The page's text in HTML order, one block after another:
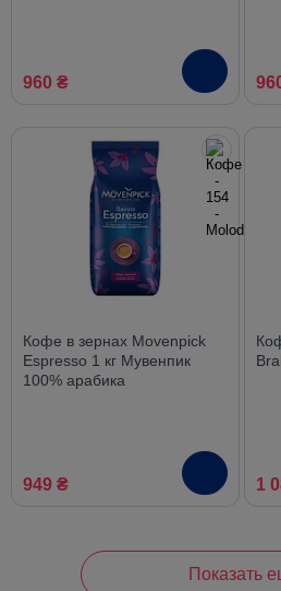
960 ₴
Кофе в зернах Movenpick
Espresso 1 кг Мувенпик
100% арабика
949 ₴ 1
Показать